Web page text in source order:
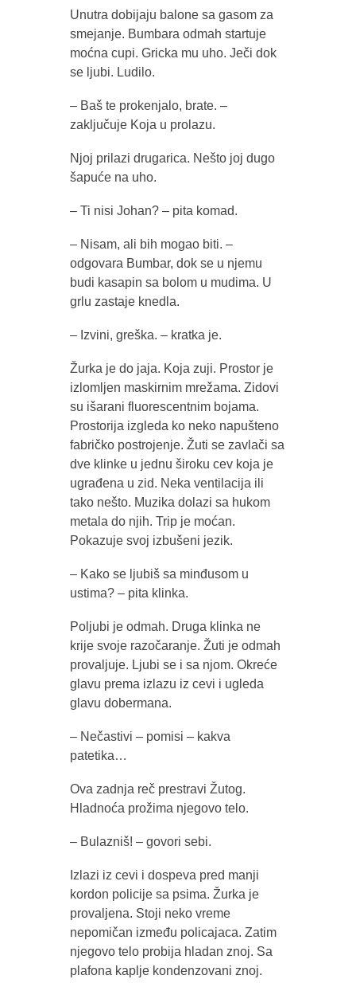
Unutra dobijaju balone sa gasom za
smejanje. Bumbara odmah startuje
moćna cupi. Gricka mu uho. Ječi dok
se ljubi. Ludilo.
– Baš te prokenjalo, brate. –
zaključuje Koja u prolazu.
Njoj prilazi drugarica. Nešto joj dugo
šapuće na uho.
– Ti nisi Johan? – pita komad.
– Nisam, ali bih mogao biti. –
odgovara Bumbar, dok se u njemu
budi kasapin sa bolom u mudima. U
grlu zastaje knedla.
– Izvini, greška. – kratka je.
Žurka je do jaja. Koja zuji. Prostor je
izlomljen maskirnim mrežama. Zidovi
su išarani fluorescentnim bojama.
Prostorija izgleda ko neko napušteno
fabričko postrojenje. Žuti se zavlači sa
dve klinke u jednu široku cev koja je
ugrađena u zid. Neka ventilacija ili
tako nešto. Muzika dolazi sa hukom
metala do njih. Trip je moćan.
Pokazuje svoj izbušeni jezik.
– Kako se ljubiš sa minđusom u
ustima? – pita klinka.
Poljubi je odmah. Druga klinka ne
krije svoje razočaranje. Žuti je odmah
provaljuje. Ljubi se i sa njom. Okreće
glavu prema izlazu iz cevi i ugleda
glavu dobermana.
– Nečastivi – pomisi – kakva
patetika…
Ova zadnja reč prestravi Žutog.
Hladnoća prožima njegovo telo.
– Bulazniš! – govori sebi.
Izlazi iz cevi i dospeva pred manji
kordon policije sa psima. Žurka je
provaljena. Stoji neko vreme
nepomičan između policajaca. Zatim
njegovo telo probija hladan znoj. Sa
plafona kaplje kondenzovani znoj.